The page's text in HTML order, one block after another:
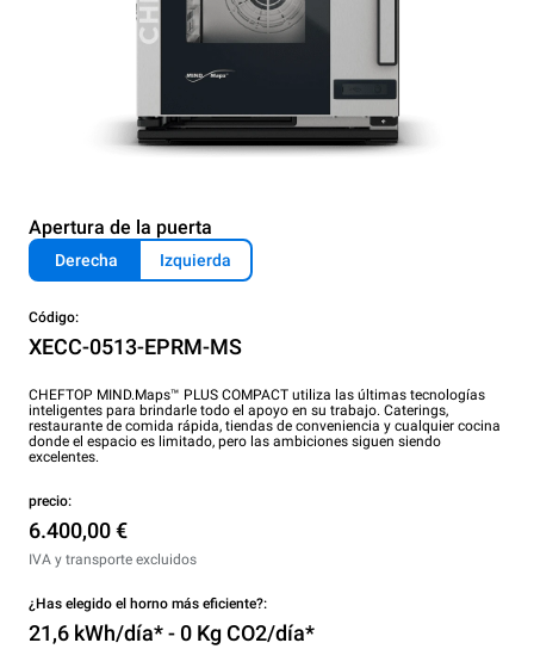
Apertura de la puerta
Derecha Izquierda
Código:
XECC-0513-EPRM-MS
CHEFTOP MIND.Maps™ PLUS COMPACT utiliza las últimas tecnologías
inteligentes para brindarle todo el apoyo en su trabajo. Caterings,
restaurante de comida rápida, tiendas de conveniencia y cualquier cocina
donde el espacio es limitado, pero las ambiciones siguen siendo
excelentes.
precio:
6.400,00 €
IVA y transporte excluidos
¿Has elegido el horno más eficiente?:
21,6 kWh/día* - 0 Kg CO2/día*